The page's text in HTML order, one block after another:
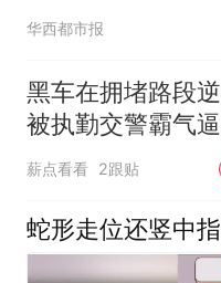
华西都市报
黑车在拥堵路段
被执勤交警霸气
薪点看看 2跟贴
蛇形走位还竖中